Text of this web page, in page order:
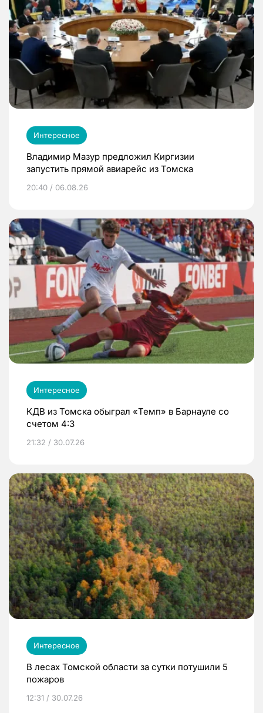
Интересное
Владимир Мазур предложил Киргизии
запустить прямой авиарейс из Томска
20:40 / 06.08.26
Интересное
КДВ из Томска обыграл «Темп» в Барнауле со
счетом 4:3
21:32 / 30.07.26
Интересное
В лесах Томской области за сутки потушили 5
пожаров
12:31 / 30.07.26